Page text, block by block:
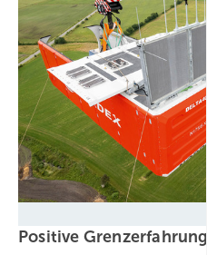
Positive Grenzerfahrung